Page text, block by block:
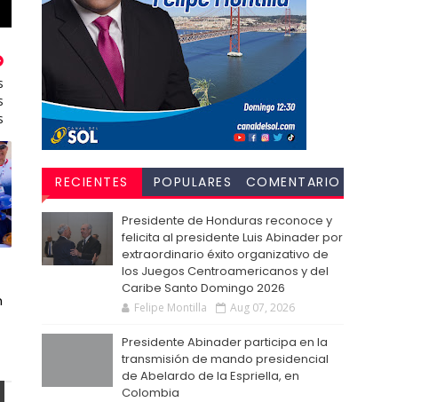
RECIENTES POPULARES
COMENTARIO
Presidente de Honduras reconoce y
felicita al presidente Luis Abinader por
extraordinario éxito organizativo de
los Juegos Centroamericanos y del
Caribe Santo Domingo 2026
Felipe Montilla Aug 07, 2026
Presidente Abinader participa en la
transmisión de mando presidencial
de Abelardo de la Espriella, en
Colombia